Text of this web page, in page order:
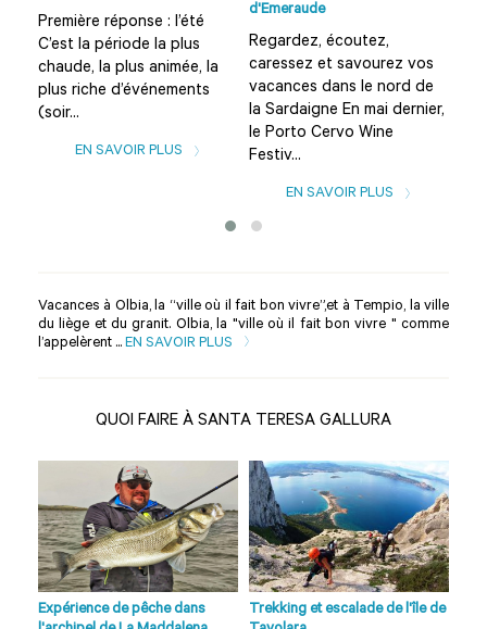
Première réponse : l’été
C’est la période la plus
chaude, la plus animée, la
plus riche d’événements
(soir...
EN SAVOIR PLUS
d'Emeraude
Regardez, écoutez,
caressez et savourez vos
vacances dans le nord de
la Sardaigne En mai dernier,
le Porto Cervo Wine
Festiv...
EN SAVOIR PLUS
Vacances à Olbia, la “ville où il fait bon vivre”,et à Tempio, la ville
du liège et du granit. Olbia, la "ville où il fait bon vivre " comme
l’appelèrent ... EN SAVOIR PLUS
QUOI FAIRE À SANTA TERESA GALLURA
Expérience de pêche dans
Trekking et escalade de l'île de